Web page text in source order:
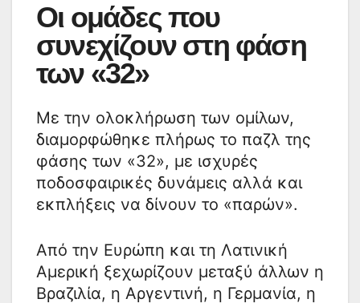
Οι ομάδες που
συνεχίζουν στη φάση
των «32»
Με την ολοκλήρωση των ομίλων,
διαμορφώθηκε πλήρως το παζλ της
φάσης των «32», με ισχυρές
ποδοσφαιρικές δυνάμεις αλλά και
εκπλήξεις να δίνουν το «παρών».
Από την Ευρώπη και τη Λατινική
Αμερική ξεχωρίζουν μεταξύ άλλων η
Βραζιλία, η Αργεντινή, η Γερμανία, η